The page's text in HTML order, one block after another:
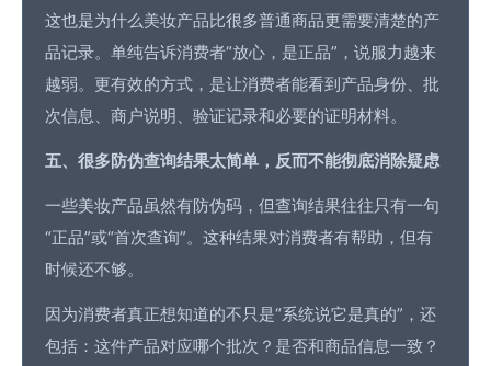
这也是为什么美妆产品比很多普通商品更需要清楚的产
品记录。单纯告诉消费者“放心，是正品”，说服力越来
越弱。更有效的方式，是让消费者能看到 产品身份、批
次信息、商户说明、 验证记录和必要的证明材料。
五、很多防伪查询结果太简单，反而不能彻底消除疑虑
一些美妆产品虽然有防伪码，但查询结果往往只有一句
“正品”或“首次查询”。这种结果对消费者有帮助，但有
时候还不够。
因为消费者真正想知道的不只是“系统说它是真的”，还
包括：这件产品对应哪个批次？是否和商品信息一致？